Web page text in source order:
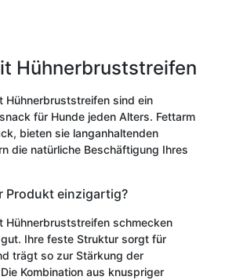
Hühnerbruststreifen
Hühnerbruststreifen sind ein
für Hunde jeden Alters. Fettarm
bieten sie langanhaltenden
die natürliche Beschäftigung Ihres
Produkt einzigartig?
Hühnerbruststreifen schmecken
Ihre feste Struktur sorgt für
trägt so zur Stärkung der
Kombination aus knuspriger